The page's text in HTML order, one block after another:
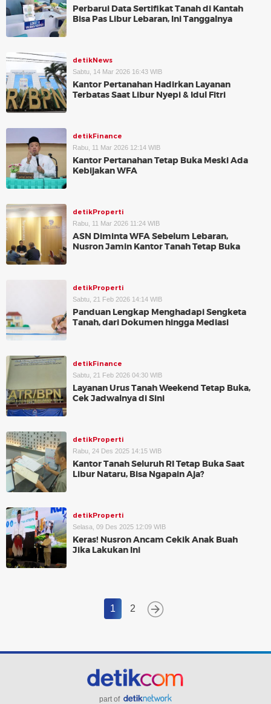
Perbarui Data Sertifikat Tanah di Kantah
Bisa Pas Libur Lebaran, Ini Tanggalnya
detikNews
Sabtu, 14 Mar 2026 16:43 WIB
Kantor Pertanahan Hadirkan Layanan
Terbatas Saat Libur Nyepi & Idul Fitri
detikFinance
Rabu, 11 Mar 2026 12:14 WIB
Kantor Pertanahan Tetap Buka Meski Ada
Kebijakan WFA
detikProperti
Rabu, 11 Mar 2026 11:24 WIB
ASN Diminta WFA Sebelum Lebaran,
Nusron Jamin Kantor Tanah Tetap Buka
detikProperti
Sabtu, 21 Feb 2026 14:14 WIB
Panduan Lengkap Menghadapi Sengketa
Tanah, dari Dokumen hingga Mediasi
detikFinance
Sabtu, 21 Feb 2026 04:30 WIB
Layanan Urus Tanah Weekend Tetap Buka,
Cek Jadwalnya di Sini
detikProperti
Rabu, 24 Des 2025 14:15 WIB
Kantor Tanah Seluruh RI Tetap Buka Saat
Libur Nataru, Bisa Ngapain Aja?
detikProperti
Selasa, 09 Des 2025 12:09 WIB
Keras! Nusron Ancam Cekik Anak Buah
Jika Lakukan Ini
1 2
part of